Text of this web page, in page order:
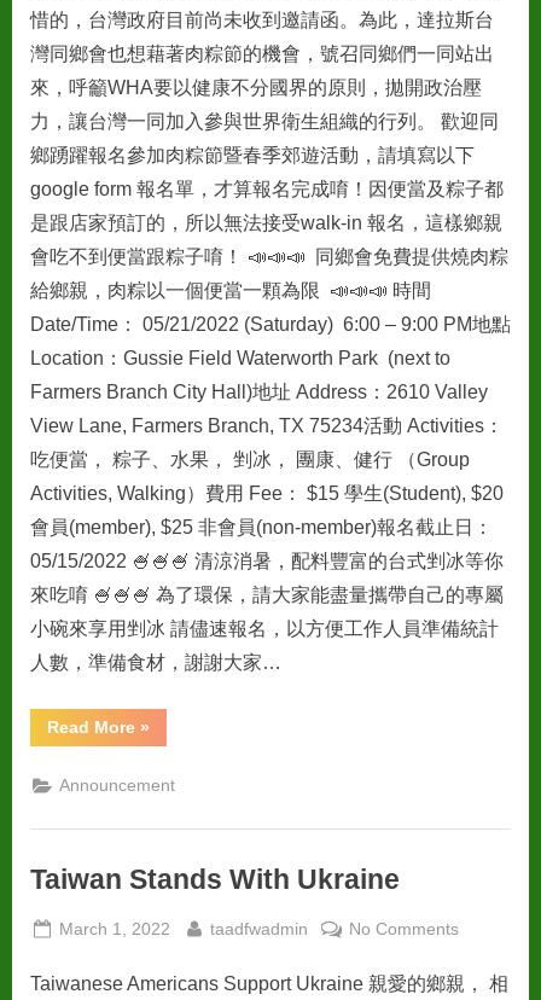
活
惜的，台灣政府目前尚未收到邀請函。為此，達拉斯台
灣同鄉會也想藉著肉粽節的機會，號召同鄉們一同站出
來，呼籲WHA要以健康不分國界的原則，拋開政治壓
力，讓台灣一同加入參與世界衛生組織的行列。 歡迎同
鄉踴躍報名參加肉粽節暨春季郊遊活動，請填寫以下
google form 報名單，才算報名完成唷！因便當及粽子都
是跟店家預訂的，所以無法接受walk-in 報名，這樣鄉親
會吃不到便當跟粽子唷！ 📣📣📣 同鄉會免費提供燒肉粽
給鄉親，肉粽以一個便當一顆為限 📣📣📣 時間
Date/Time： 05/21/2022 (Saturday) 6:00 – 9:00 PM地點
Location：Gussie Field Waterworth Park (next to
Farmers Branch City Hall)地址 Address：2610 Valley
View Lane, Farmers Branch, TX 75234活動 Activities：
吃便當， 粽子、水果， 剉冰， 團康、健行 （Group
Activities, Walking）費用 Fee： $15 學生(Student), $20
會員(member), $25 非會員(non-member)報名截止日：
05/15/2022 🍧🍧🍧 清涼消暑，配料豐富的台式剉冰等你
來吃唷 🍧🍧🍧 為了環保，請大家能盡量攜帶自己的專屬
小碗來享用剉冰 請儘速報名，以方便工作人員準備統計
人數，準備食材，謝謝大家…
Read More“肉
粽
春
郊
動”
»
Announcement
Taiwan Stands With Ukraine
Posted
March 1, 2022 By
taadfwadmin No Commentson
Stands
Taiwanese Americans Support Ukraine 親愛的鄉親， 相